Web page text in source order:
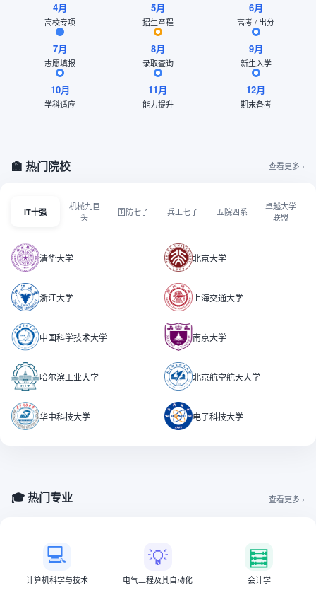
4月
高校专项
5月
招生章程
6月
高考 / 出分
7月
志愿填报
8月
录取查询
9月
新生入学
10月
学科适应
11月
能力提升
12月
期末备考
🏫 热门院校 查看更多 ›
IT十强
机械九巨
头
国防七子 兵工七子 五院四系
卓越大学
联盟
清华大学 北京大学
浙江大学 上海交通大学
中国科学技术大学 南京大学
哈尔滨工业大学 北京航空航天大学
华中科技大学 电子科技大学
🎓 热门专业 查看更多 ›
💻
计算机科学与技术
💡
电气工程及其自动化
🧮
会计学